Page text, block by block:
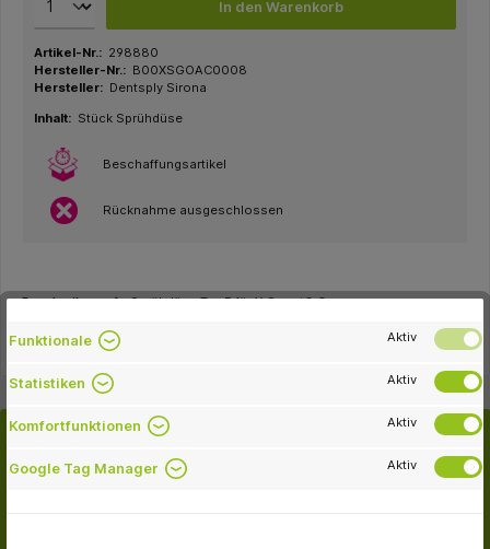
In den Warenkorb
Artikel-Nr.: 298880
Hersteller-Nr.: B00XSGOAC0008
Hersteller: Dentsply Sirona
Inhalt: Stück Sprühdüse
Beschaffungsartikel
Rücknahme ausgeschlossen
Beschreibung Sprühdüse Typ F für X-Smart® Go.
Passende Artikel
Funktionale Aktiv
Statistiken Aktiv
Komfortfunktionen Aktiv
Google Tag Manager Aktiv